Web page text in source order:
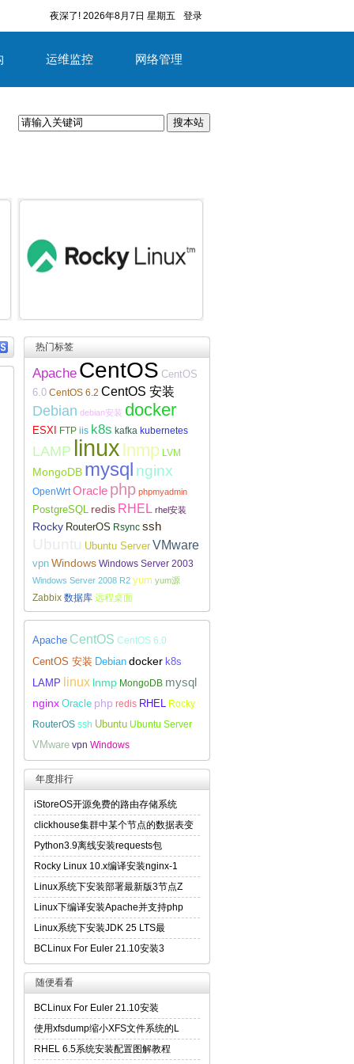
登录
夜深了! 2026年8月7日 星期五
运维监控 网络管理
搜本站
Linux下安装配置WireGuard
热门标签
Apache CentOS CentOS
6.0 CentOS 6.2 CentOS 安装
Debian debian安装 docker
ESXI FTP iis k8s kafka kubernetes
LAMP linux lnmp LVM
MongoDB mysql nginx
OpenWrt Oracle php phpmyadmin
PostgreSQL redis RHEL rhel安装
Rocky RouterOS Rsync ssh
Ubuntu Ubuntu Server VMware
vpn Windows Windows Server 2003
Windows Server 2008 R2 yum yum源
Zabbix 数据库 远程桌面
Apache CentOS CentOS 6.0
CentOS 安装 Debian docker k8s
LAMP linux lnmp MongoDB mysql
nginx Oracle php redis RHEL Rocky
RouterOS ssh Ubuntu Ubuntu Server
VMware vpn Windows
年度排行
iStoreOS开源免费的路由存储系统
clickhouse集群中某个节点的数据表变
Python3.9离线安装requests包
Rocky Linux 10.x编译安装nginx-1
Linux系统下安装部署最新版3节点Z
Linux下编译安装Apache并支持php
Linux系统下安装JDK 25 LTS最
BCLinux For Euler 21.10安装3
随便看看
BCLinux For Euler 21.10安装
使用xfsdump缩小XFS文件系统的L
RHEL 6.5系统安装配置图解教程